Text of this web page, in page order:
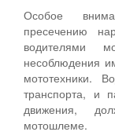
Особое
пресечению
водителями
несоблюдения
мототехники.
транспорта, и
движения,
мотошлеме.